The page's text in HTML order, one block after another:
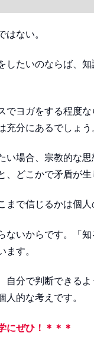
はない。
したいのならば、知
でヨガをする程度
充分にあるでしょう
い場合、宗教的な思
、どこかで矛盾が生
まで信じるかは個人
ないからです。「
ます。
自分で判断できる
人的な考えです。
にぜひ！＊＊＊